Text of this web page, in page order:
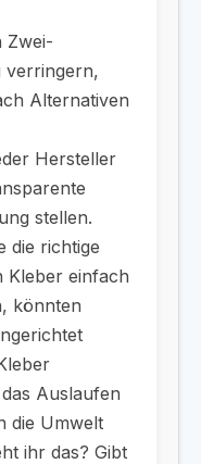
Zwei-
verringern,
Alternativen
Hersteller
stellen.
die richtige
Kleber einfach
könnten
Auslaufen
die Umwelt
ihr das? Gibt